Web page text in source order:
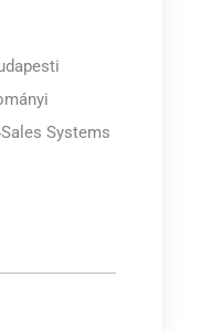
Systems